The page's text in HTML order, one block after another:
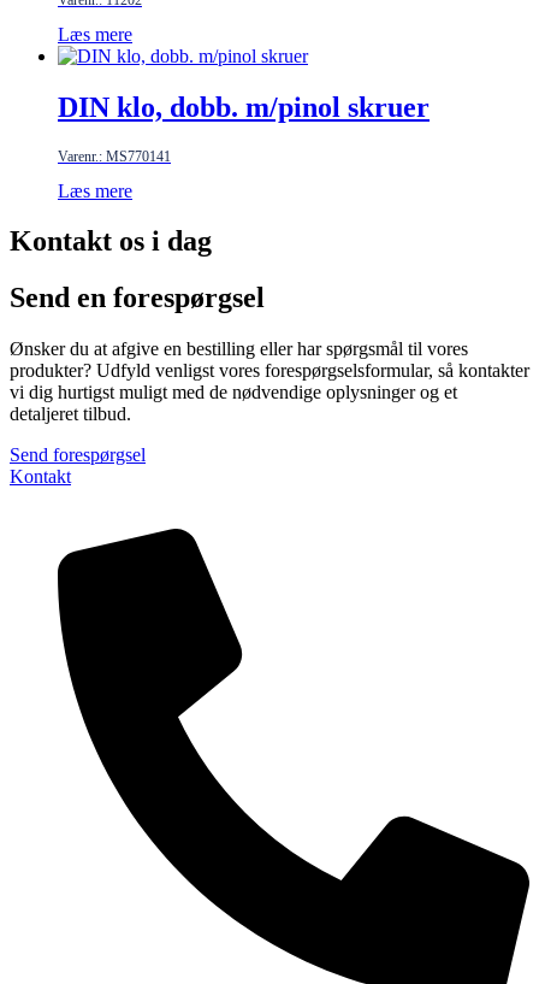
Læs mere
DIN klo, dobb. m/pinol skruer
Varenr.: MS770141
Læs mere
Kontakt os i dag
Send en forespørgsel
Ønsker du at afgive en bestilling eller har spørgsmål til vores
produkter? Udfyld venligst vores forespørgselsformular, så kontakter
vi dig hurtigst muligt med de nødvendige oplysninger og et
detaljeret tilbud.
Send forespørgsel
Kontakt